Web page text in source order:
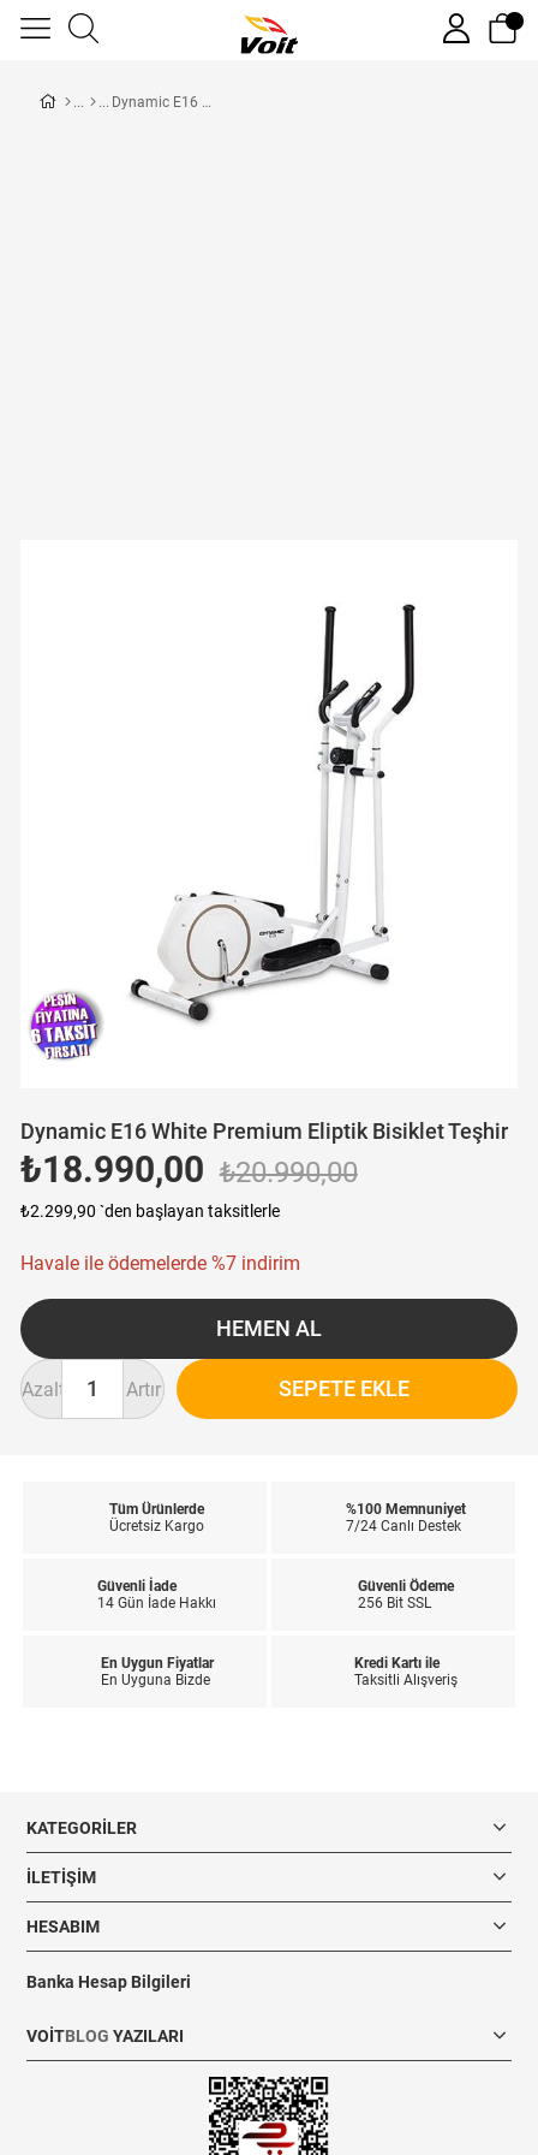
Dynamic E16 White Premium Eliptik Bisiklet Teşhir
Yeni Ürün
Dynamic E16 White Premium Eliptik Bisiklet Teşhir
₺20.990,00
₺18.990,00
₺2.299,90 `den başlayan taksitlerle
Havale ile ödemelerde %7 indirim
Artır
Azalt
Tüm Ürünlerde
Ücretsiz Kargo
%100 Memnuniyet
7/24 Canlı Destek
Güvenli İade
14 Gün İade Hakkı
Güvenli Ödeme
256 Bit SSL
En Uygun Fiyatlar
En Uyguna Bizde
Kredi Kartı ile
Taksitli Alışveriş
KATEGORILER
İLETIŞIM
HESABIM
Banka Hesap Bilgileri
VOITBLOG YAZILARI